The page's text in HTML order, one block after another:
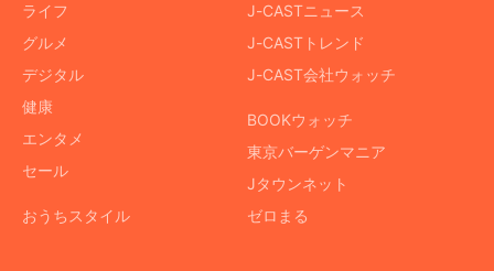
ライフ
グルメ
デジタル
健康
エンタメ
セール
おうちスタイル
J-CASTニュース
J-CASTトレンド
J-CAST会社ウォッチ
BOOKウォッチ
東京バーゲンマニア
Jタウンネット
ゼロまる